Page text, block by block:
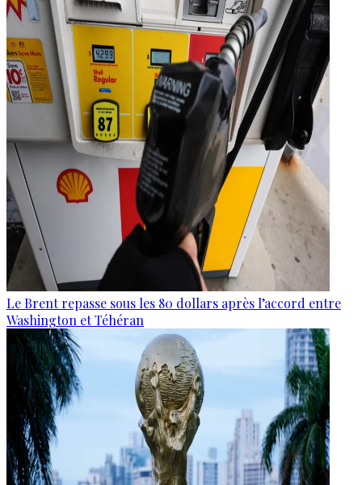
Le Brent repasse sous les 80 dollars après l’accord entre
Washington et Téhéran